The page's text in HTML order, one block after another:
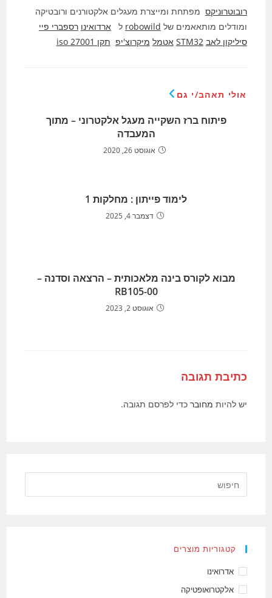
רובוטרוניקס מפתחת ומייצרת מעגלים אלקטורנים ורובטיקה
ומודלים מותאאמים של robowild לארדואינו רספברי פיי
סיליקון לאב STM32 אטמל מיקרוצ'יפ תקן 27001 iso
אולי תאהב/י גם
פיתוח ברז השקייה מעגל אלקטרוני – מתוך
המעבדה
אוגוסט 26, 2020
לימוד פייתון : מחלקות 1
דצמבר 4, 2025
מבוא לקורס בינה מלאכותית – הרצאה וסדנה –
RB105-00
אוגוסט 2, 2023
כתיבת תגובה
יש להיות מחובר כדי לפרסם תגובה.
קטגוריות מוצרים
אדרואינו
אלקטרואופטיקה